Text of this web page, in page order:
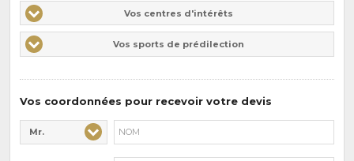
Vos
centres
d'intérêts
Vos centres d'intérêts
Vos
sports
Vos sports de prédilection
Vos coordonnées pour recevoir votre devis
Civilité* :
Mr.
Nom* :